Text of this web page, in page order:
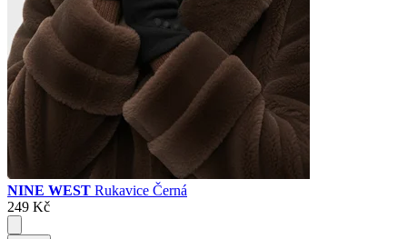
NINE WEST Rukavice Černá
249 Kč